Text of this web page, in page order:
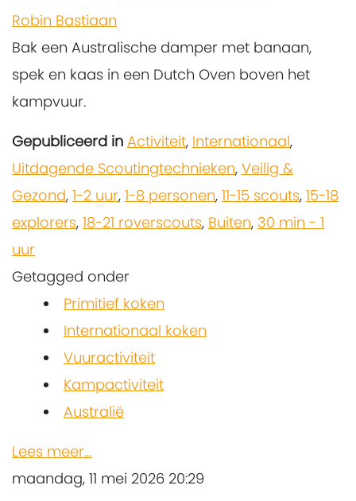
Robin Bastiaan
Bak een Australische damper met banaan,
spek en kaas in een Dutch Oven boven het
kampvuur.
Gepubliceerd in Activiteit, Internationaal,
Uitdagende Scoutingtechnieken, Veilig &
Gezond, 1-2 uur, 1-8 personen, 11-15 scouts, 15-18
explorers, 18-21 roverscouts, Buiten, 30 min - 1
uur
Getagged onder
Primitief koken
Internationaal koken
Vuuractiviteit
Kampactiviteit
Australië
Lees meer...
maandag, 11 mei 2026 20:29